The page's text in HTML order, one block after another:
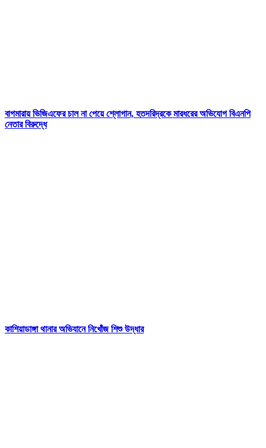
বাগমারায় ভিজিএফের চাল না পেয়ে শ্লোগান, হতদরিদ্রকে মারধরের অভিযোগ বিএনপি
নেতার বিরুদ্ধে
কাশিয়াডাঙ্গা থানার অভিযানে নিখোঁজ শিশু উদ্ধার